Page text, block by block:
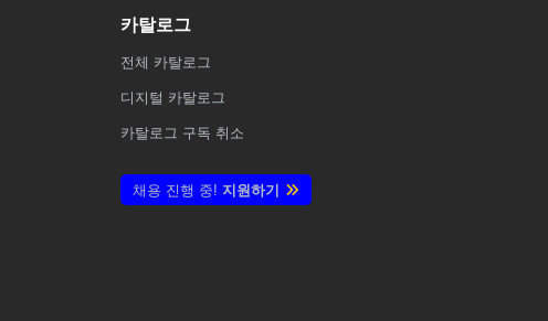
카탈로그
전체 카탈로그
디지털 카탈로그
카탈로그 구독 취소
채용 진행 중! 지원하기